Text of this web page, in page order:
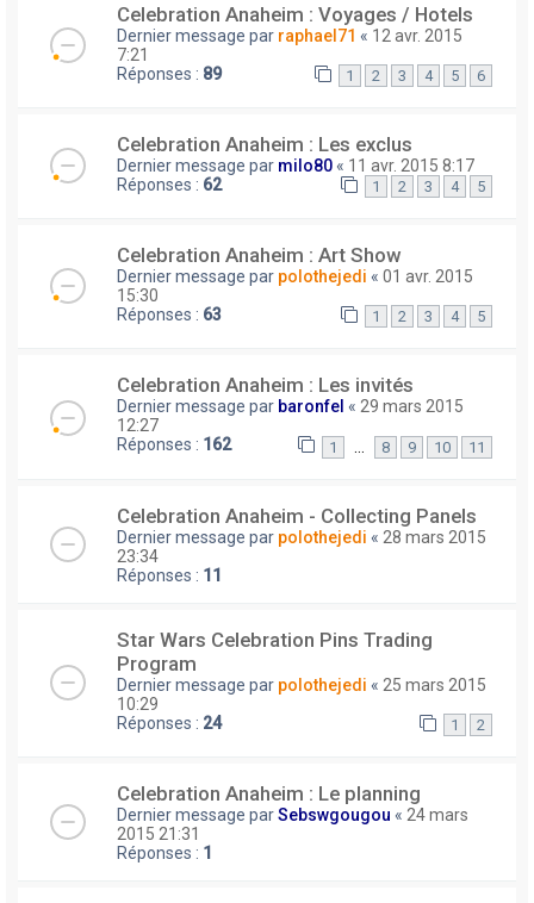
Celebration Anaheim : Voyages / Hotels
Dernier message par raphael71 « 12 avr. 2015
7:21
Réponses : 89 1 2 3 4 5 6
Celebration Anaheim : Les exclus
Dernier message par milo80 « 11 avr. 2015 8:17
Réponses : 62 1 2 3 4 5
Celebration Anaheim : Art Show
Dernier message par polothejedi « 01 avr. 2015
15:30
Réponses : 63 1 2 3 4 5
Celebration Anaheim : Les invités
Dernier message par baronfel « 29 mars 2015
12:27
Réponses : 162 1 8 9 10 11
Celebration Anaheim - Collecting Panels
Dernier message par polothejedi « 28 mars 2015
23:34
Réponses : 11
Star Wars Celebration Pins Trading
Program
Dernier message par polothejedi « 25 mars 2015
10:29
Réponses : 24 1 2
Celebration Anaheim : Le planning
Dernier message parSebswgougou « 24 mars
2015 21:31
Réponses : 1